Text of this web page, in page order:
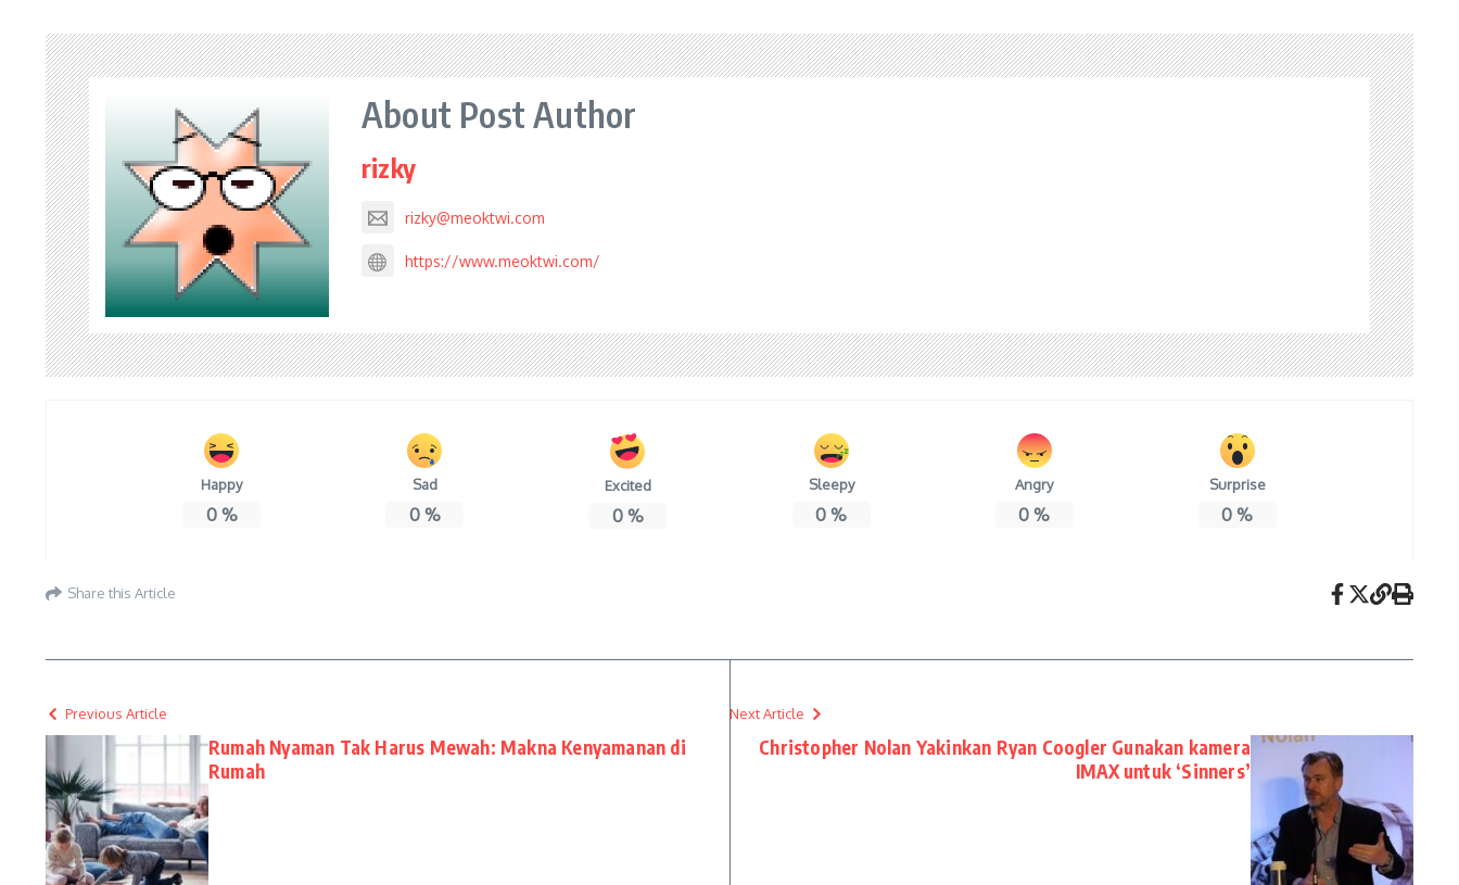
About Post Author
rizky
rizky@meoktwi.com
https://www.meoktwi.com/
Happy
0%
Sad
0%
Excited
0%
Sleepy
0 %
Angry
0 %
Surprise
0 %
Share this Article
Previous Article
Rumah Nyaman Tak Harus Mewah: Makna Kenyamanan di
Rumah
Next Article
Christopher Nolan Yakinkan Ryan Coogler Gunakan kamera
IMAX untuk ‘Sinners’